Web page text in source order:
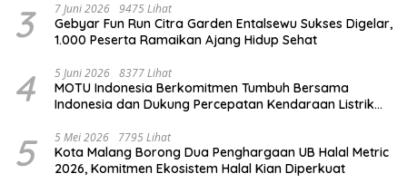
3 7 Juni 2026 9475 Lihat
Gebyar Fun Run Citra Garden Entalsewu Sukses Digelar,
1.000 Peserta Ramaikan Ajang Hidup Sehat
4 5 Juni 2026 8377 Lihat
MOTU Indonesia Berkomitmen Tumbuh Bersama
Indonesia dan Dukung Percepatan Kendaraan Listrik
5 5 Mei 2026 7795 Lihat
Kota Malang Borong Dua Penghargaan UB Halal Metric
2026, Komitmen Ekosistem Halal Kian Diperkuat